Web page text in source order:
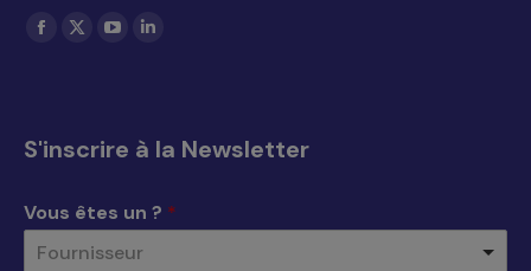
Trouvez nous sur :
La
dans
nouvelle
fenêtre
La
dans
nouvelle
fenêtre
La
dans
nouvelle
fenêtre
La
dans
nouvelle
S'inscrire à la Newsletter
Vous êtes un ? *
Fournisseur